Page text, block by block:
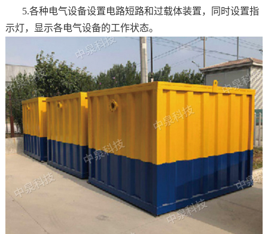
5.各种电气设备设置电路短路和过载体装置，同时设置指
示灯，显示各电气设备的工作状态。